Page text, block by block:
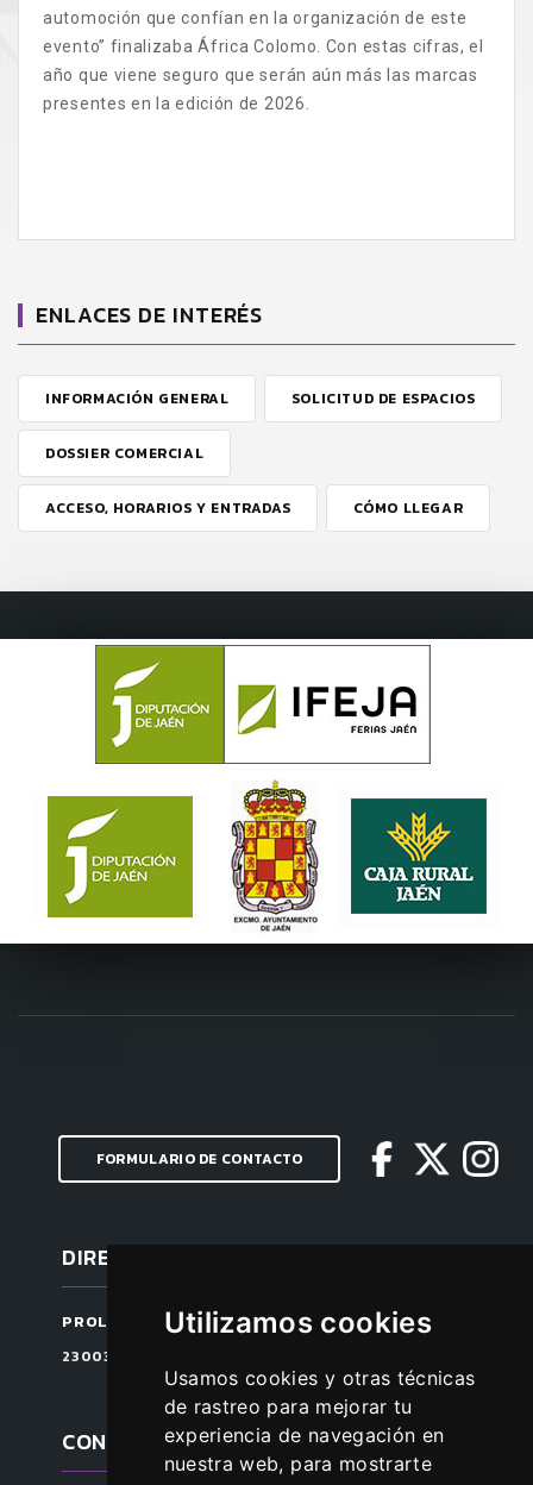
Utilizamos cookies
Usamos cookies y otras técnicas
de rastreo para mejorar tu
experiencia de navegación en
nuestra web, para mostrarte
automoción que confían en la organización de este
evento” finalizaba África Colomo. Con estas cifras, el
año que viene seguro que serán aún más las marcas
presentes en la edición de 2026.
ENLACES DE INTERÉS
INFORMACIÓN GENERAL SOLICITUD DE ESPACIOS
DOSSIER COMERCIAL
ACCESO, HORARIOS Y ENTRADAS CÓMO LLEGAR
FORMULARIO DE CONTACTO
DIRECCIÓN
PROLONGACIÓN CARRETERA DE GRANADA S/N
23003 JAÉN, ESPAÑA
CONTACTAR